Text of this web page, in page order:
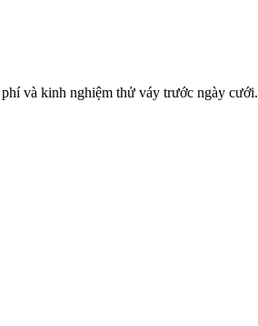
và kinh nghiệm thử váy trước ngày cưới.